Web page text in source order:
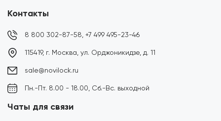
Контакты
8 800 302-87-58, +7 499 495-23-46
115419, г. Москва, ул. Орджоникидзе, д. 11
sale@novilock.ru
Пн.-Пт. 8.00 - 18.00, Сб.-Вс. выходной
Чаты для связи